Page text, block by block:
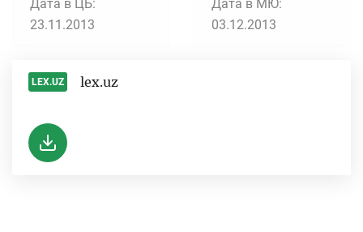
Дата в ЦБ:
23.11.2013
Дата в МЮ:
03.12.2013
LEX.UZ lex.uz